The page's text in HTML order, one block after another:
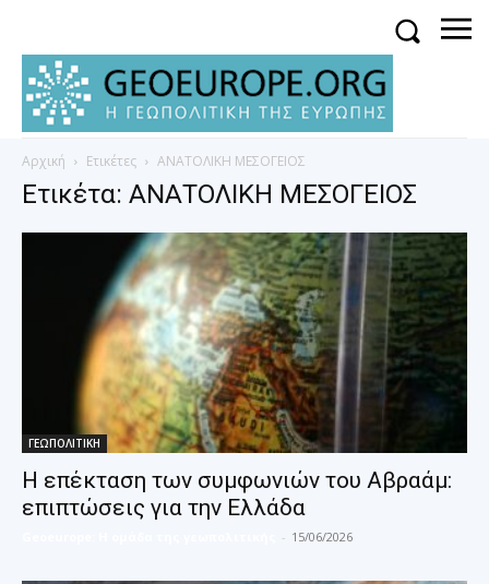
Αρχική Ετικέτες ΑΝΑΤΟΛΙΚΗ ΜΕΣΟΓΕΙΟΣ
Ετικέτα: ΑΝΑΤΟΛΙΚΗ ΜΕΣΟΓΕΙΟΣ
ΓΕΩΠΟΛΙΤΙΚΗ
Η επέκταση των συμφωνιών του Αβραάμ:
επιπτώσεις για την Ελλάδα
- 15/06/2026